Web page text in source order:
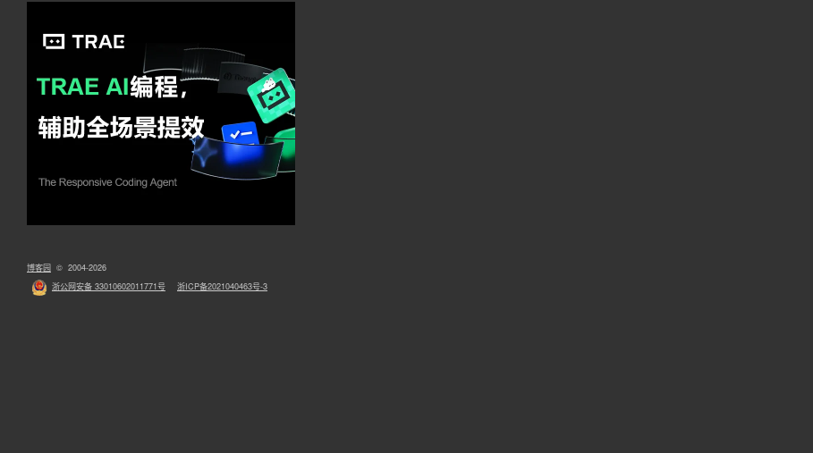
博客园 © 2004-2026
浙公网安备 33010602011771号
浙ICP备2021040463号-3